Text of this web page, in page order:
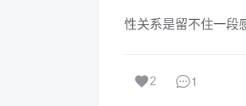
性关系是留不住一段
2 1